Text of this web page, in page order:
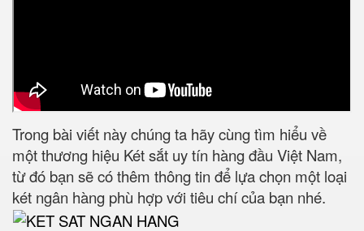
Trong bài viết này chúng ta hãy cùng tìm hiểu về
một thương hiệu Két sắt uy tín hàng đầu Việt Nam,
từ đó bạn sẽ có thêm thông tin để lựa chọn một loại
két ngân hàng phù hợp với tiêu chí của bạn nhé.